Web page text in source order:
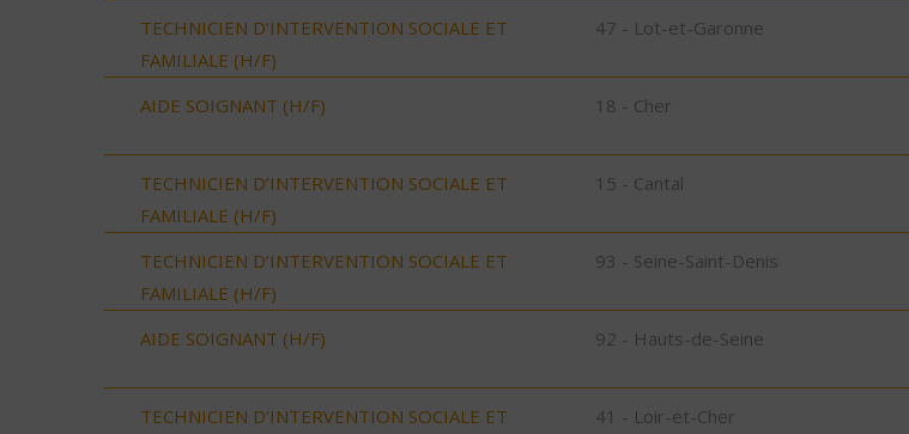
TECHNICIEN D’INTERVENTION SOCIALE ET
FAMILIALE (H/F)
47 - Lot-et-Garonne
AIDE SOIGNANT (H/F) 18 - Cher
TECHNICIEN D’INTERVENTION SOCIALE ET
FAMILIALE (H/F)
15 - Cantal
TECHNICIEN D’INTERVENTION SOCIALE ET
FAMILIALE (H/F)
93 - Seine-Saint-Denis
AIDE SOIGNANT (H/F) 92 - Hauts-de-Seine
TECHNICIEN D’INTERVENTION SOCIALE ET
41 - Loir-et-Cher